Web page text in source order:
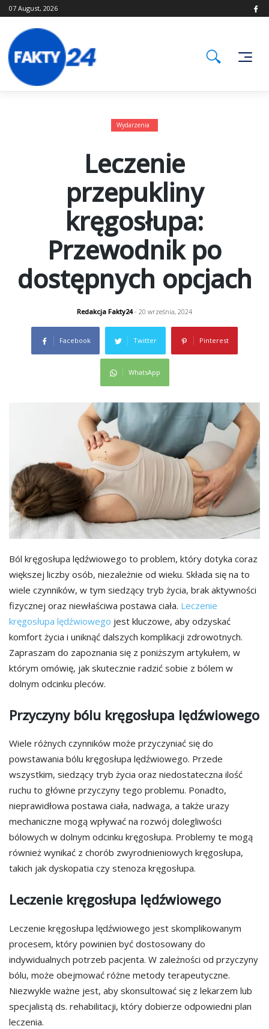
Skip
to
07 August, 2026
Wydarzenia
Leczenie
przepukliny
kręgosłupa:
Przewodnik po
dostępnych opcjach
Redakcja Fakty24- 20 września, 2024
Facebook Twitter Pinterest
WhatsApp
Ból kręgosłupa lędźwiowego to problem, który dotyka coraz
większej liczby osób, niezależnie od wieku. Składa się na to
wiele czynników, w tym siedzący tryb życia, brak aktywności
fizycznej oraz niewłaściwa postawa ciała. Leczenie
kręgosłupa lędźwiowego jest kluczowe, aby odzyskać
komfort życia i uniknąć dalszych komplikacji zdrowotnych.
Zapraszam do zapoznania się z poniższym artykułem, w
którym omówię, jak skutecznie radzić sobie z bólem w
dolnym odcinku pleców.
Przyczyny bólu kręgosłupa lędźwiowego
Wiele różnych czynników może przyczyniać się do
powstawania bólu kręgosłupa lędźwiowego. Przede
wszystkim, siedzący tryb życia oraz niedostateczna ilość
ruchu to główne przyczyny tego problemu. Ponadto,
nieprawidłowa postawa ciała, nadwaga, a także urazy
mechaniczne mogą wpływać na rozwój dolegliwości
bólowych w dolnym odcinku kręgosłupa. Problemy te mogą
również wynikać z chorób zwyrodnieniowych kręgosłupa,
takich jak dyskopatia czy stenoza kręgosłupa.
Leczenie kręgosłupa lędźwiowego
Leczenie kręgosłupa lędźwiowego jest skomplikowanym
procesem, który powinien być dostosowany do
indywidualnych potrzeb pacjenta. W zależności od przyczyny
bólu, może obejmować różne metody terapeutyczne.
Niezwykle ważne jest, aby skonsultować się z lekarzem lub
specjalistą ds. rehabilitacji, który dobierze odpowiedni plan
leczenia.